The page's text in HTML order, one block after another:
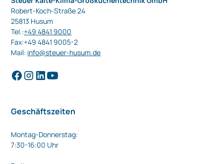
Robert-Koch-Straße 24
25813 Husum
Tel.:+49 4841 9000
Fax:+49 4841 9005-2
Mail: info@steuer-husum.de
Geschäftszeiten
Montag-Donnerstag:
7:30-16:00 Uhr